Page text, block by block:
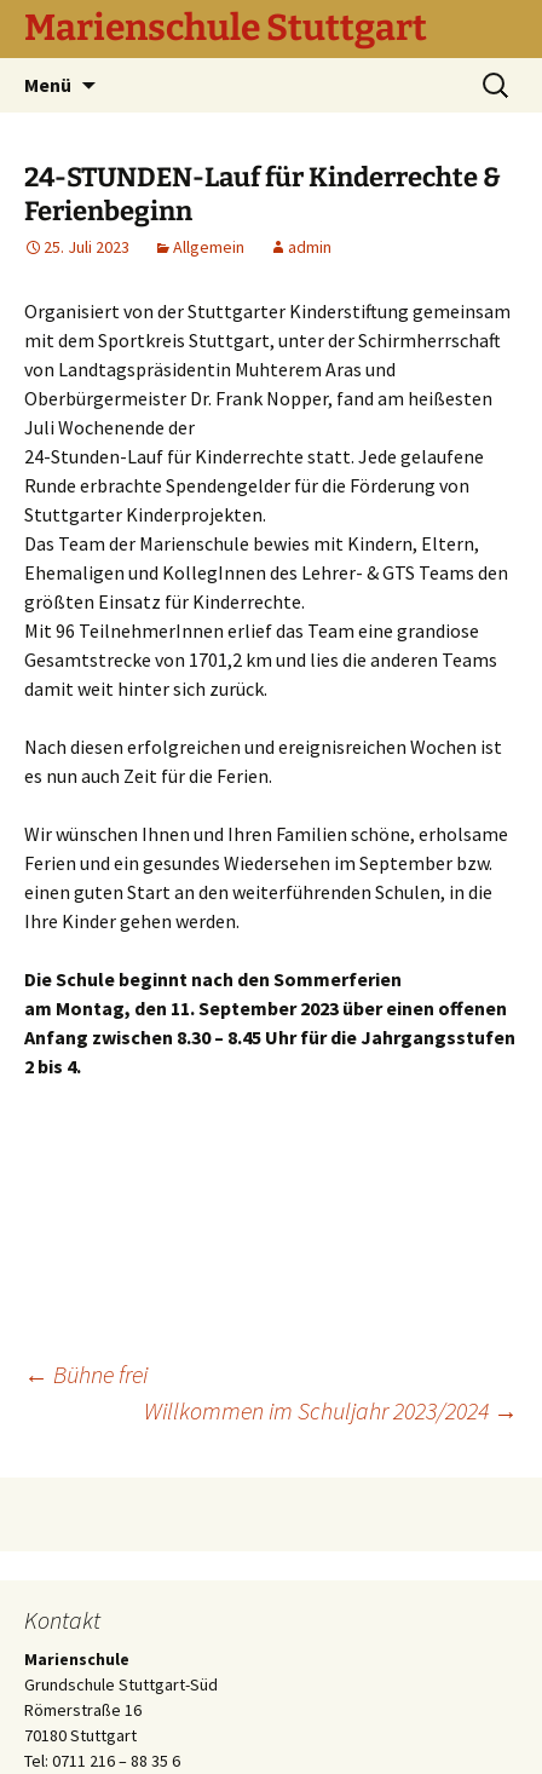
Marienschule Stuttgart
Menü
Suchen
nach:
24-STUNDEN-Lauf für Kinderrechte &
Ferienbeginn
25. Juli 2023 Allgemein admin
Organisiert von der Stuttgarter Kinderstiftung gemeinsam
mit dem Sportkreis Stuttgart, unter der Schirmherrschaft
von Landtagspräsidentin Muhterem Aras und
Oberbürgermeister Dr. Frank Nopper, fand am heißesten
Juli Wochenende der
24-Stunden-Lauf für Kinderrechte statt. Jede gelaufene
Runde erbrachte Spendengelder für die Förderung von
Stuttgarter Kinderprojekten.
Das Team der Marienschule bewies mit Kindern, Eltern,
Ehemaligen und KollegInnen des Lehrer- & GTS Teams den
größten Einsatz für Kinderrechte.
Mit 96 TeilnehmerInnen erlief das Team eine grandiose
Gesamtstrecke von 1701,2 km und lies die anderen Teams
damit weit hinter sich zurück.
Nach diesen erfolgreichen und ereignisreichen Wochen ist
es nun auch Zeit für die Ferien.
Wir wünschen Ihnen und Ihren Familien schöne, erholsame
Ferien und ein gesundes Wiedersehen im September bzw.
einen guten Start an den weiterführenden Schulen, in die
Ihre Kinder gehen werden.
Die Schule beginnt nach den Sommerferien
am Montag, den 11. September 2023 über einen offenen
Anfang zwischen 8.30 – 8.45 Uhr für die Jahrgangsstufen
2 bis 4.
Beitragsnavigation
← Bühne frei
Willkommen im Schuljahr 2023/2024 →
Kontakt
Marienschule
Grundschule Stuttgart-Süd
Römerstraße 16
70180 Stuttgart
Tel: 0711 216 – 88 35 6